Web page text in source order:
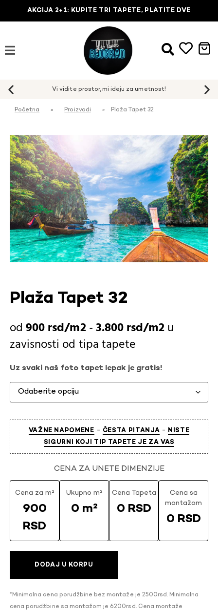
AKCIJA 2+1: KUPITE TRI TAPETE, PLATITE DVE
Početna » Proizvodi » Plaža Tapet 32
Plaža Tapet 32
900rsd -3.800rsd
u
zavisnosti od tipa tapete
Uz svaki naš foto tapet lepak je gratis!
VAŽNE NAPOMENE - ČESTA PITANJA - NISTE
SIGURNI KOJI TIP TAPETE JE ZA VAS
CENA ZA UNETE DIMENZIJE
Cena za m²
900
RSD
Ukupno m²
0 m²
Cena Tapeta
0 RSD
Cena sa
montažom
0 RSD
DODAJ U KORPU
*Minimalna cena porudžbine bez montaže je 2500rsd. Minimalna
cena porudžbine sa montažom je 6200rsd. Cena montaže